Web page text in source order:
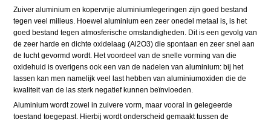
Zuiver aluminium en kopervrije aluminiumlegeringen zijn goed bestand
tegen veel milieus. Hoewel aluminium een zeer onedel metaal is, is het
goed bestand tegen atmosferische omstandigheden. Dit is een gevolg van
de zeer harde en dichte oxidelaag (Al2O3) die spontaan en zeer snel aan
de lucht gevormd wordt. Het voordeel van de snelle vorming van die
oxidehuid is overigens ook een van de nadelen van aluminium: bij het
lassen kan men namelijk veel last hebben van aluminiumoxiden die de
kwaliteit van de las sterk negatief kunnen beïnvloeden.
Aluminium wordt zowel in zuivere vorm, maar vooral in gelegeerde
toestand toegepast. Hierbij wordt onderscheid gemaakt tussen de